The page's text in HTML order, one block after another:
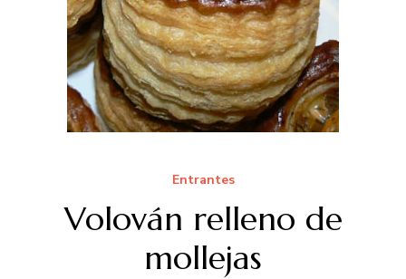
Entrantes
Volován relleno de
mollejas